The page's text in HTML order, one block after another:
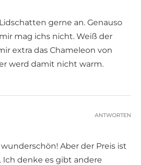
gerne an. Genauso
mag ichs nicht. Weiß der
extra das Chameleon von
werd damit nicht warm.
Aber der Preis ist
Ich denke es gibt andere
ANTWORTEN